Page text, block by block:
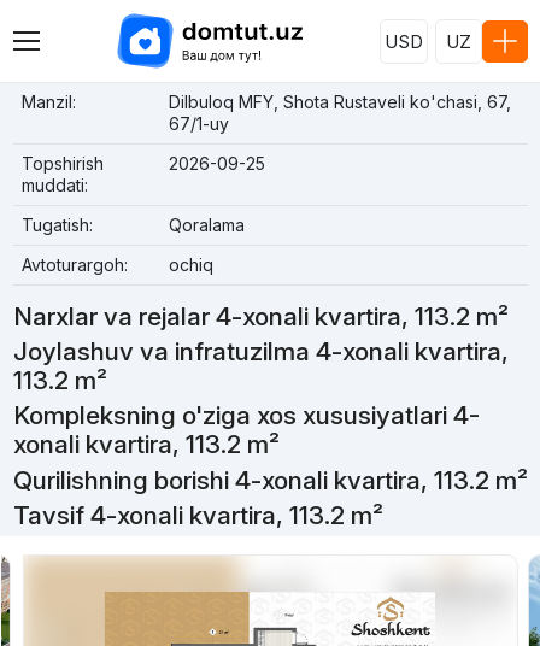
USD UZ
Manzil:
Dilbuloq MFY, Shota Rustaveli ko'chasi, 67,
67/1-uy
Topshirish
muddati:
2026-09-25
Tugatish:
Qoralama
Avtoturargoh:
ochiq
Narxlar va rejalar 4-xonali kvartira, 113.2 m²
Joylashuv va infratuzilma 4-xonali kvartira,
113.2 m²
Kompleksning o'ziga xos xususiyatlari 4-
xonali kvartira, 113.2 m²
Qurilishning borishi 4-xonali kvartira, 113.2 m²
Tavsif 4-xonali kvartira, 113.2 m²